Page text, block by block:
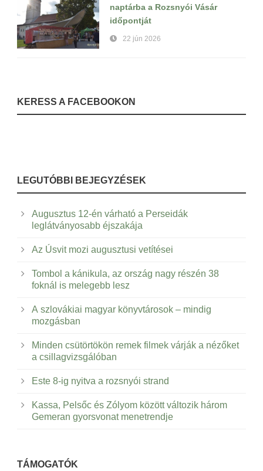
naptárba a Rozsnyói Vásár
időpontját
22 jún 2026
KERESS A FACEBOOKON
LEGUTÓBBI BEJEGYZÉSEK
Augusztus 12-én várható a Perseidák
leglátványosabb éjszakája
Az Úsvit mozi augusztusi vetítései
Tombol a kánikula, az ország nagy részén 38
foknál is melegebb lesz
A szlovákiai magyar könyvtárosok – mindig
mozgásban
Minden csütörtökön remek filmek várják a nézőket
a csillagvizsgálóban
Este 8-ig nyitva a rozsnyói strand
Kassa, Pelsőc és Zólyom között változik három
Gemeran gyorsvonat menetrendje
TÁMOGATÓK